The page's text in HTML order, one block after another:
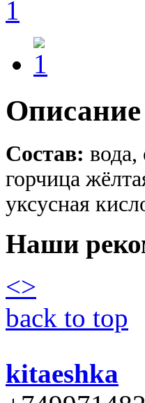
Описание
Состав: вода,
горчица
уксусная
Наши
<>
back to top
kitaeshka